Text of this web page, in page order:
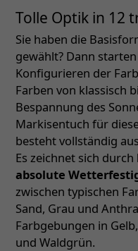
Tolle Optik in 12
Sie haben die
gewählt? Dann
Konfigurieren der
Farben von klassisch
Bespannung des
Markisentuch für
besteht vollständig
Es zeichnet sich durch
absolute
zwischen typischen
Sand, Grau und
Farbgebungen in
und Waldgrün.